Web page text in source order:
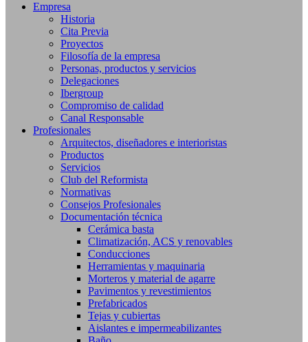
Empresa
Historia
Cita Previa
Proyectos
Filosofía de la empresa
Personas, productos y servicios
Delegaciones
Ibergroup
Compromiso de calidad
Canal Responsable
Profesionales
Arquitectos, diseñadores e interioristas
Productos
Servicios
Club del Reformista
Normativas
Consejos Profesionales
Documentación técnica
Cerámica basta
Climatización, ACS y renovables
Conducciones
Herramientas y maquinaria
Morteros y material de agarre
Pavimentos y revestimientos
Prefabricados
Tejas y cubiertas
Aislantes e impermeabilizantes